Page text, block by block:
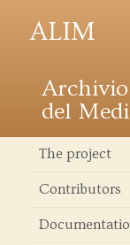
ALIM
del
The project
Contributors